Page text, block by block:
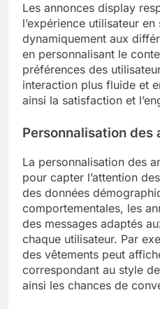
Les annonces display
l’expérience utilisateur en
dynamiquement aux
en personnalisant le
préférences des
interaction plus fluide et
ainsi la satisfaction et
Personnalisation des
La personnalisation des
pour capter l’attention
des données
comportementales, les
des messages adaptés
chaque utilisateur. Par
des vêtements peut
correspondant au style
ainsi les chances de